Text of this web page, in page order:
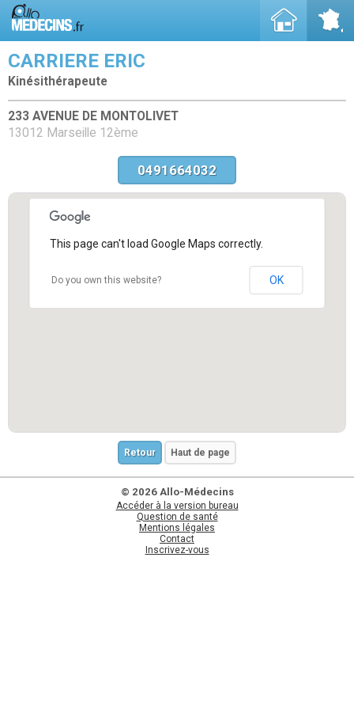
CARRIERE ERIC
Kinésithérapeute
233 AVENUE DE MONTOLIVET
13012 Marseille 12ème
0491664032
This page can't load Google Maps correctly.
Do you own this website? OK
Retour Haut de page
© 2026 Allo-Médecins
Accéder à la version bureau
Question de santé
Mentions légales
Contact
Inscrivez-vous